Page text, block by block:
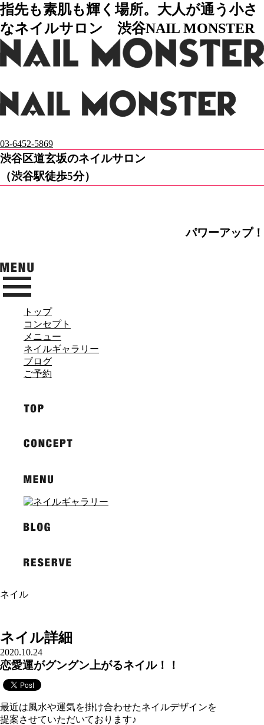
指先も素肌も輝く場所。大人が通う小さ
なネイルサロン 渋谷NAIL MONSTER
03-6452-5869
渋谷区道玄坂のネイルサロン
（渋谷駅徒歩5分）
パワーアップ！
トップ
コンセプト
メニュー
ネイルギャラリー
ブログ
ご予約
ネイル
ネイル詳細
2020.10.24
恋愛運がグングン上がるネイル！！
最近は風水や運気を掛け合わせたネイルデザインを
提案させていただいております♪